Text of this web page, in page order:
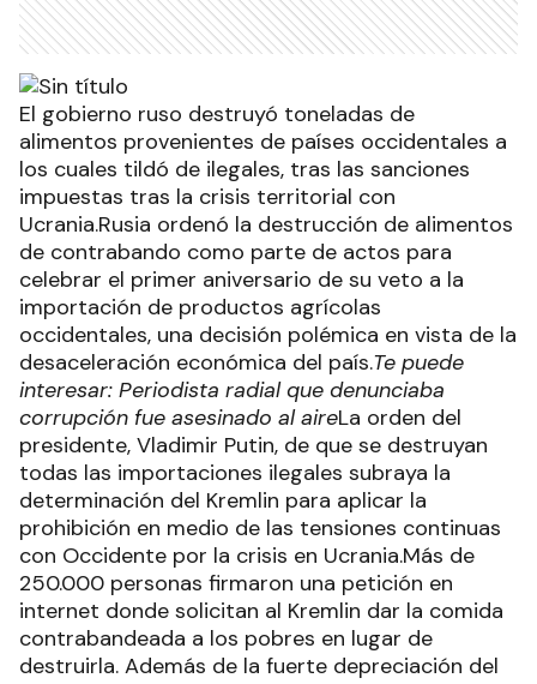
El gobierno ruso destruyó toneladas de
alimentos provenientes de países occidentales a
los cuales tildó de ilegales, tras las sanciones
impuestas tras la crisis territorial con
Ucrania.Rusia ordenó la destrucción de alimentos
de contrabando como parte de actos para
celebrar el primer aniversario de su veto a la
importación de productos agrícolas
occidentales, una decisión polémica en vista de la
desaceleración económica del país.Te puede
interesar: Periodista radial que denunciaba
corrupción fue asesinado al aireLa orden del
presidente, Vladimir Putin, de que se destruyan
todas las importaciones ilegales subraya la
determinación del Kremlin para aplicar la
prohibición en medio de las tensiones continuas
con Occidente por la crisis en Ucrania.Más de
250.000 personas firmaron una petición en
internet donde solicitan al Kremlin dar la comida
contrabandeada a los pobres en lugar de
destruirla. Además de la fuerte depreciación del